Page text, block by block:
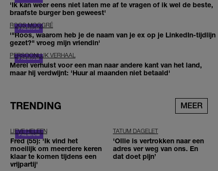
'Ik kan weer eens niet laten me af te vragen of ik wel de beste,
braafste burger ben geweest'
ROOS MOGGRÉ
'"Roos, waarom heb je de naam van je ex op je LinkedIn-tijdlijn
gezet?" vroeg mijn vriendin'
PERSOONLIJK VERHAAL
Merel verhuist voor een man naar andere kant van het land,
maar hij verdwijnt: 'Huur al maanden niet betaald'
TRENDING MEER
LIEVE HELEEN
Fred (55): 'Ik vind het
moeilijk om meerdere keren
klaar te komen tijdens een
vrijpartij'
TATUM DAGELET
'Ollie is vertrokken naar een
adres ver weg van ons. En
dat doet pijn’